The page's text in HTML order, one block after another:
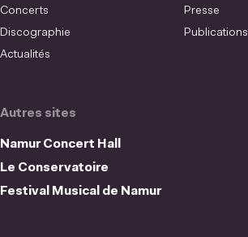
Autres sites
Namur Concert Hall
Le Conservatoire
Festival Musical de Namur
Concerts
Presse
Discographie
Publications
Actualités